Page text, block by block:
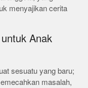
menyajikan cerita
Anak
sesuatu yang baru;
masalah,